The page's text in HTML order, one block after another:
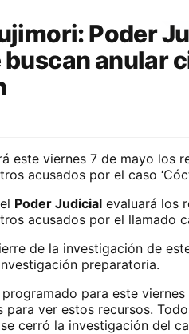
Poder
anular
este viernes 7 de mayo los
acusados por el caso
Poder Judicialevaluará los
acusados por el llamado
de la investigación de
preparatoria.
para este
ver estos recursos.
cerró la investigación del